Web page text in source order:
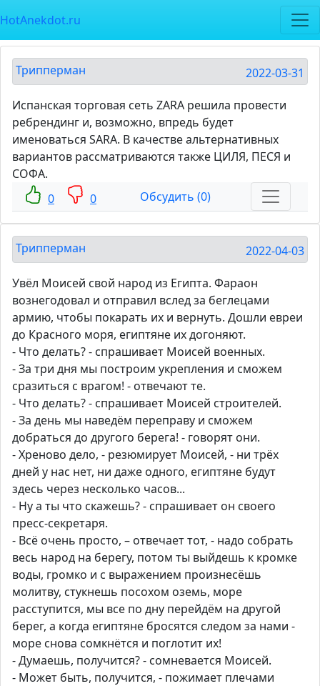
HotAnekdot.ru
Трипперман 2022-03-31
Испанская торговая сеть ZARA решила провести
ребрендинг и, возможно, впредь будет
именоваться SARA. В качестве альтернативных
вариантов рассматриваются также ЦИЛЯ, ПЕСЯ и
СОФА.
0
0 Обсудить (0)
Трипперман 2022-04-03
Увёл Моисей свой народ из Египта. Фараон
вознегодовал и отправил вслед за беглецами
армию, чтобы покарать их и вернуть. Дошли евреи
до Красного моря, египтяне их догоняют.
- Что делать? - спрашивает Моисей военных.
- За три дня мы построим укрепления и сможем
сразиться с врагом! - отвечают те.
- Что делать? - спрашивает Моисей строителей.
- За день мы наведём переправу и сможем
добраться до другого берега! - говорят они.
- Хреново дело, - резюмирует Моисей, - ни трёх
дней у нас нет, ни даже одного, египтяне будут
здесь через несколько часов...
- Ну а ты что скажешь? - спрашивает он своего
пресс-секретаря.
- Всё очень просто, – отвечает тот, - надо собрать
весь народ на берегу, потом ты выйдешь к кромке
воды, громко и с выражением произнесёшь
молитву, стукнешь посохом оземь, море
расступится, мы все по дну перейдём на другой
берег, а когда египтяне бросятся следом за нами -
море снова сомкнётся и поглотит их!
- Думаешь, получится? - сомневается Моисей.
- Может быть, получится, - пожимает плечами